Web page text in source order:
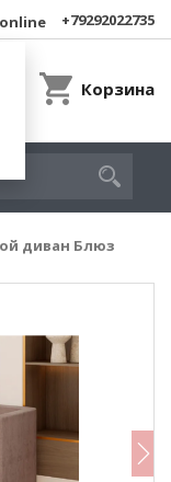
+79292022735
Корзина
диван Блюз